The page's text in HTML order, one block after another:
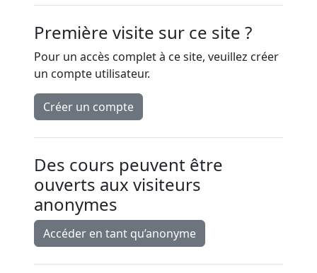
Première visite sur ce site ?
Pour un accès complet à ce site, veuillez créer
un compte utilisateur.
Créer un compte
Des cours peuvent être
ouverts aux visiteurs
anonymes
Accéder en tant qu’anonyme